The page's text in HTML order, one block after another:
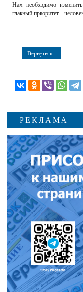
Нам необходимо изменить
главный приоритет –
Вернуться...
РЕКЛАМА